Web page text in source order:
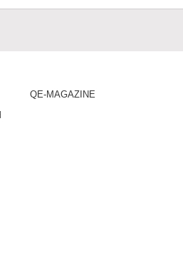
QE-MAGAZINE